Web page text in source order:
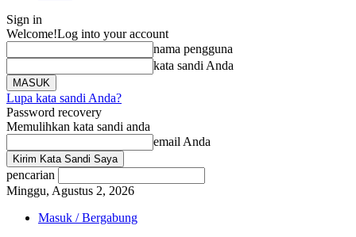
Sign in
Welcome!Log into your account
nama pengguna
kata sandi Anda
Lupa kata sandi Anda?
Password recovery
Memulihkan kata sandi anda
email Anda
pencarian
Minggu, Agustus 2, 2026
Masuk / Bergabung